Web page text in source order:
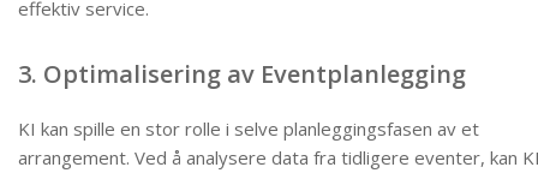
effektiv service.
3. Optimalisering av Eventplanlegging
KI kan spille en stor rolle i selve planleggingsfasen av et
arrangement. Ved å analysere data fra tidligere eventer, kan